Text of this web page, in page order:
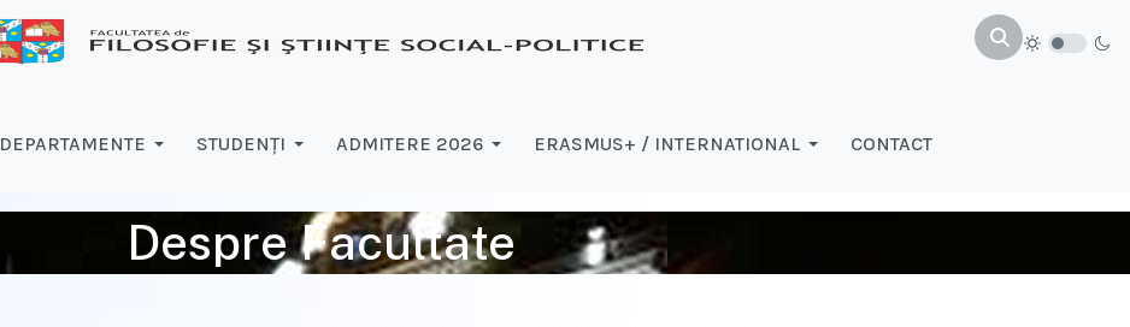
DEPARTAMENTE STUDENŢI ADMITERE 2026 ERASMUS+ / INTERNATIONAL CONTACT
Despre Facultate